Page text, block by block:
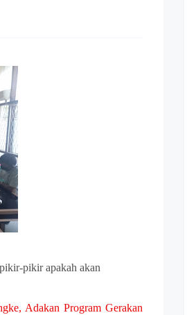
pikir apakah akan
Adakan Program Gerakan